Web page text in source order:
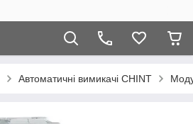
Автоматичні вимикачі CHINT